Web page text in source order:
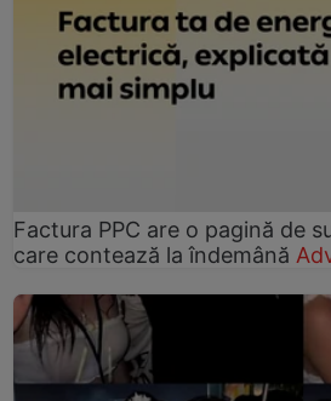
Factura PPC are o pagină de
care contează la îndemână